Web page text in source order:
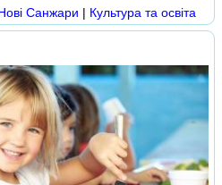
Cанжари | Культура та освіта